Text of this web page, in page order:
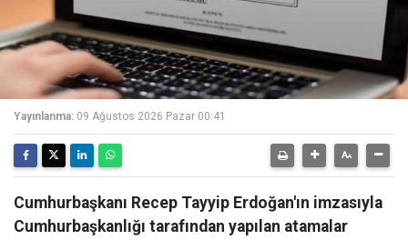
Yayınlanma: 09 Ağustos 2026 Pazar 00:41
Cumhurbaşkanı Recep Tayyip Erdoğan'ın imzasıyla
Cumhurbaşkanlığı tarafından yapılan atamalar